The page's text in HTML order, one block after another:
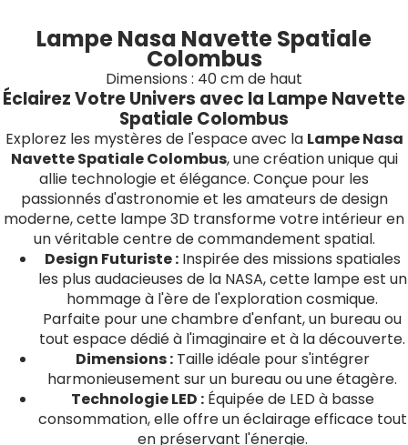
Lampe Nasa Navette Spatiale
Colombus
Dimensions : 40 cm de haut
Éclairez Votre Univers avec la Lampe Navette
Spatiale Colombus
Explorez les mystères de l'espace avec la Lampe Nasa
Navette Spatiale Colombus, une création unique qui
allie technologie et élégance. Conçue pour les
passionnés d'astronomie et les amateurs de design
moderne, cette lampe 3D transforme votre intérieur en
un véritable centre de commandement spatial.
Design Futuriste :Inspirée des missions spatiales
les plus audacieuses de la NASA, cette lampe est un
hommage à l'ère de l'exploration cosmique.
Parfaite pour une chambre d'enfant, un bureau ou
tout espace dédié à l'imaginaire et à la découverte.
Dimensions :Taille idéale pour s'intégrer
harmonieusement sur un bureau ou une étagère.
Technologie LED :Équipée de LED à basse
consommation, elle offre un éclairage efficace tout
en préservant l'énergie.